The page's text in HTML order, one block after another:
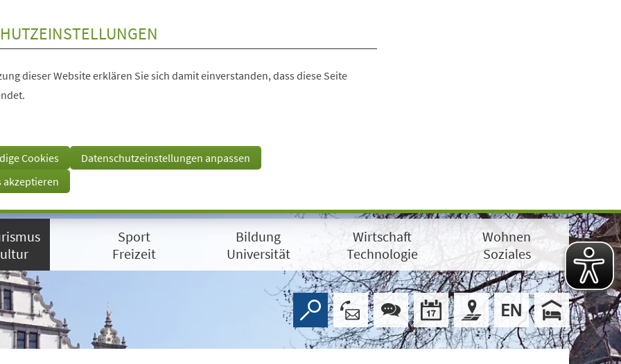
dieser Website erklären Sie sich damit einverstanden, dass diese Seite
Cookies
Datenschutzeinstellungen anpassen
akzeptieren
Sport
Freizeit
Bildung
Universität
Wirtschaft
Technologie
Wohnen
Soziales